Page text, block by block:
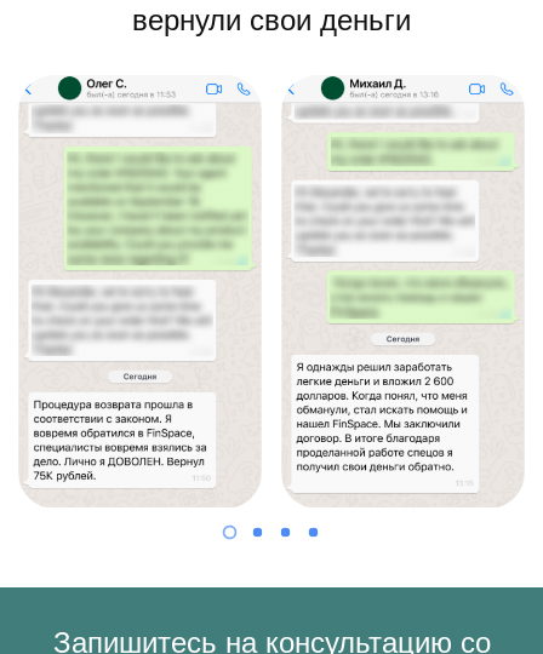
вернули свои деньги
Запишитесь на консультацию со